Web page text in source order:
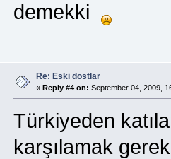
demekki
Re: Eski dostlar
« Reply #4 on: September 04, 2009,
Türkiyeden
karşılamak